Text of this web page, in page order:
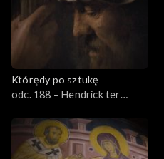
Którędy po sztukę
odc. 188 – Hendrick ter
ręce”